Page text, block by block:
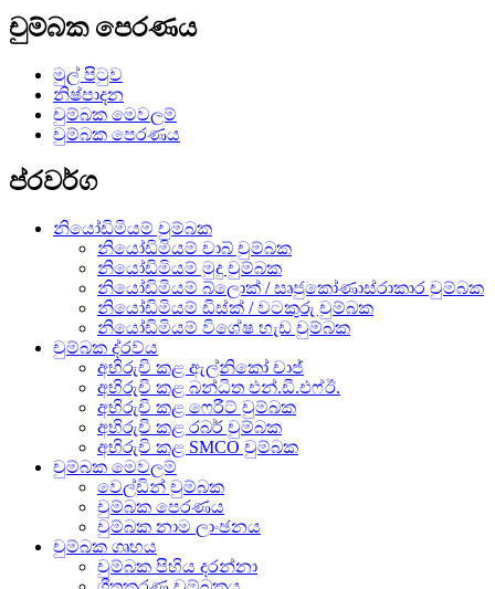
චුම්බක පෙරණය
මුල් පිටුව
නිෂ්පාදන
චුම්බක මෙවලම්
චුම්බක පෙරණය
ප්රවර්ග
නියෝඩිමියම් චුම්බක
නියෝඩිමියම් චාබ් චුම්බක
නියෝඩිමියම් මුදු චුම්බක
නියෝඩිමියම් බ්ලොක් / සෘජුකෝණාස්රාකාර චුම්බක
නියෝඩිමියම් ඩිස්ක් / වටකුරු චුම්බක
නියෝඩිමියම් විශේෂ හැඩ චුම්බක
චුම්බක ද්රව්ය
අභිරුචි කළ ඇල්නිකෝ චාජ්
අභිරුචි කළ බන්ධිත එන්.ඩී.එෆ්ඊ.
අභිරුචි කළ ෆෙරීට් චුම්බක
අභිරුචි කළ රබර් චුම්බක
අභිරුචි කළ SMCO චුම්බක
චුම්බක මෙවලම්
වෙල්ඩින් චුම්බක
චුම්බක පෙරණය
චුම්බක නාම ලාංඡනය
චුම්බක ගෘහය
චුම්බක පිහිය දරන්නා